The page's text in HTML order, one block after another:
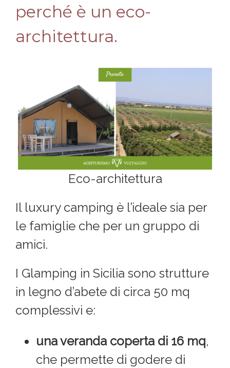
perché è un eco-
architettura.
Eco-architettura
Il luxury camping è l’ideale sia per
le famiglie che per un gruppo di
amici.
I Glamping in Sicilia sono strutture
in legno d’abete di circa 50 mq
complessivi e:
una veranda coperta di 16 mq,
che permette di godere di